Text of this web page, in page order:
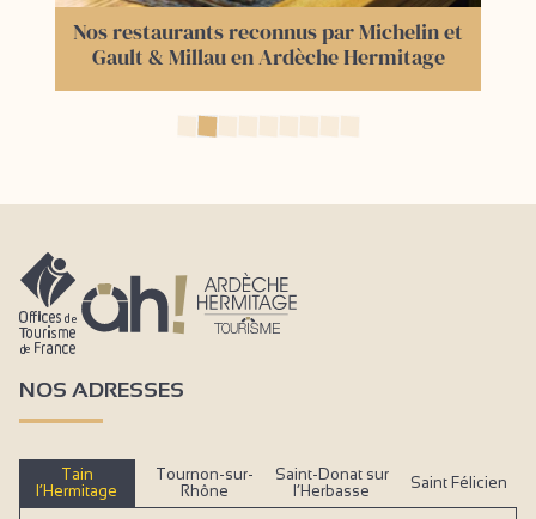
Séjour truffes en Drôme, week-end
gourmand en Ardèche Hermitage.
NOS ADRESSES
Tain
l’Hermitage
Tournon-sur-
Rhône
Saint-Donat sur
l’Herbasse
Saint Félicien